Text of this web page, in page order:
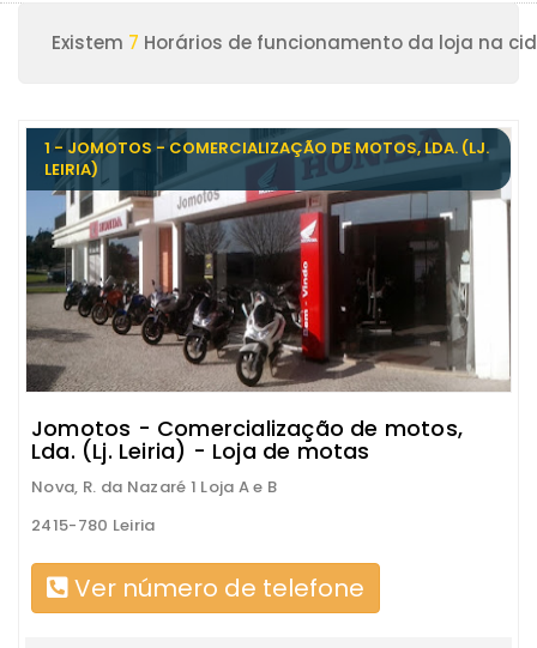
Existem 7 Horários de funcionamento da loja na
1 - JOMOTOS - COMERCIALIZAÇÃO DE MOTOS, LDA. (LJ.
LEIRIA)
Jomotos - Comercialização de motos,
Lda. (Lj. Leiria) - Loja de motas
Nova, R. da Nazaré 1 Loja A e B
2415-780 Leiria
Ver número de telefone